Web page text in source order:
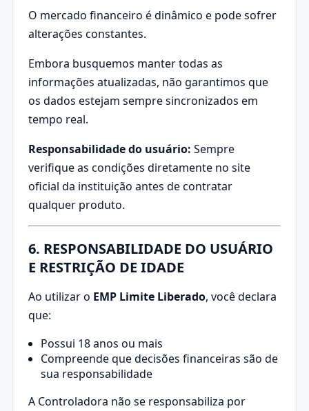
O mercado financeiro é dinâmico e pode sofrer
alterações constantes.
Embora busquemos manter todas as
informações atualizadas, não garantimos que
os dados estejam sempre sincronizados em
tempo real.
Responsabilidade do usuário: Sempre
verifique as condições diretamente no site
oficial da instituição antes de contratar
qualquer produto.
6. RESPONSABILIDADE DO USUÁRIO
E RESTRIÇÃO DE IDADE
Ao utilizar o EMP Limite Liberado, você declara
que:
Possui 18 anos ou mais
Compreende que decisões financeiras são de
sua responsabilidade
A Controladora não se responsabiliza por